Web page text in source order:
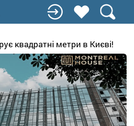
квадратні метри в Києві!